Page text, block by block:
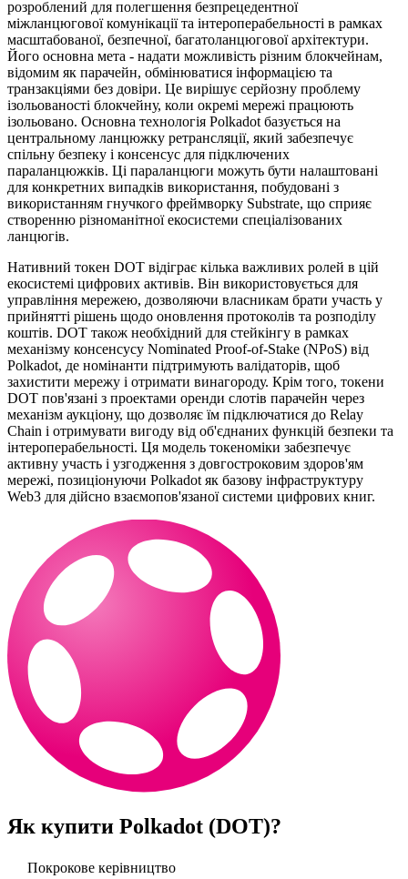
розроблений для полегшення безпрецедентної
міжланцюгової комунікації та інтероперабельності в рамках
масштабованої, безпечної, багатоланцюгової архітектури.
Його основна мета - надати можливість різним блокчейнам,
відомим як парачейн, обмінюватися інформацією та
транзакціями без довіри. Це вирішує серйозну проблему
ізольованості блокчейну, коли окремі мережі працюють
ізольовано. Основна технологія Polkadot базується на
центральному ланцюжку ретрансляції, який забезпечує
спільну безпеку і консенсус для підключених
параланцюжків. Ці параланцюги можуть бути налаштовані
для конкретних випадків використання, побудовані з
використанням гнучкого фреймворку Substrate, що сприяє
створенню різноманітної екосистеми спеціалізованих
ланцюгів.
Нативний токен DOT відіграє кілька важливих ролей в цій
екосистемі цифрових активів. Він використовується для
управління мережею, дозволяючи власникам брати участь у
прийнятті рішень щодо оновлення протоколів та розподілу
коштів. DOT також необхідний для стейкінгу в рамках
механізму консенсусу Nominated Proof-of-Stake (NPoS) від
Polkadot, де номінанти підтримують валідаторів, щоб
захистити мережу і отримати винагороду. Крім того, токени
DOT пов'язані з проектами оренди слотів парачейн через
механізм аукціону, що дозволяє їм підключатися до Relay
Chain і отримувати вигоду від об'єднаних функцій безпеки та
інтероперабельності. Ця модель токеноміки забезпечує
активну участь і узгодження з довгостроковим здоров'ям
мережі, позиціонуючи Polkadot як базову інфраструктуру
Web3 для дійсно взаємопов'язаної системи цифрових книг.
Як купити Polkadot (DOT)?
Покрокове керівництво